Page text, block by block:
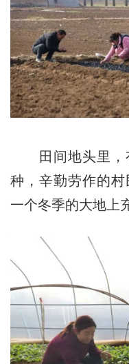
田间地头里，
种，辛勤劳作的
一个冬季的大地上